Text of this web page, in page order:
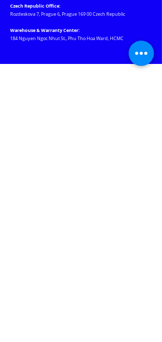
Czech Republic Office:
Rozdeskova 7, Prague 6, Prague 169 00 Czech Republic
Warehouse & Warranty Center:
184 Nguyen Ngoc Nhut St., Phu Tho Hoa Ward, HCMC